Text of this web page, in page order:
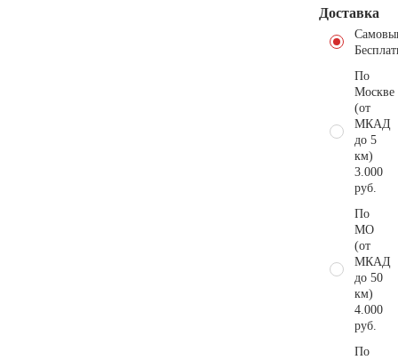
Доставка
По
Москве
(от
МКАД
до 5
км)
3.000
руб.
По
МО
(от
МКАД
до 50
км)
4.000
руб.
По